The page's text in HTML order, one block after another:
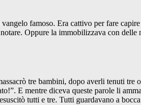
famoso. Era cattivo per fare
Oppure la immobilizzava con
tre bambini, dopo averli tenuti
E mentre diceva queste parole li
tutti e tre. Tutti guardavano a